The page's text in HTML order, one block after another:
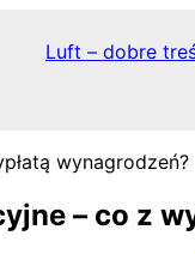
Luft – dobre
– co z